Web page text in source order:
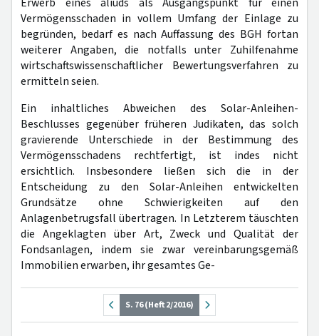
Vermögensschaden in vollem Umfang der Einlage zu
begründen, bedarf es nach Auffassung des BGH fortan
weiterer Angaben, die notfalls unter Zuhilfenahme
wirtschaftswissenschaftlicher Bewertungsverfahren zu
ermitteln seien.
Ein inhaltliches Abweichen des Solar-Anleihen-
Beschlusses gegenüber früheren Judikaten, das solch
gravierende Unterschiede in der Bestimmung des
Vermögensschadens rechtfertigt, ist indes nicht
ersichtlich. Insbesondere ließen sich die in der
Entscheidung zu den Solar-Anleihen entwickelten
Grundsätze ohne Schwierigkeiten auf den
Anlagenbetrugsfall übertragen. In Letzterem täuschten
die Angeklagten über Art, Zweck und Qualität der
Fondsanlagen, indem sie zwar vereinbarungsgemäß
Immobilien erwarben, ihr gesamtes Ge-
S. 76 (Heft 2/2016)